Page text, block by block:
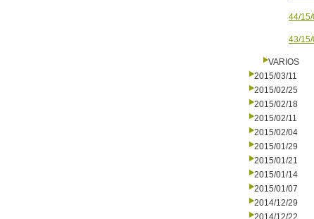
44/
43/
VARIOS
2015/03/11
2015/02/25
2015/02/18
2015/02/11
2015/02/04
2015/01/29
2015/01/21
2015/01/14
2015/01/07
2014/12/29
2014/12/22